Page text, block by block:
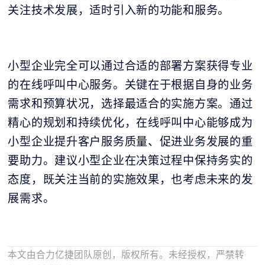
关注技术发展，适时引入新的功能和服务。
小型企业完全可以通过合适的部署方案获得专业
的在线呼叫中心服务。关键在于根据自身的业务
需求和预算状况，选择最适合的实施方案。通过
精心的规划和持续优化，在线呼叫中心能够成为
小型企业提升客户服务质量、促进业务发展的重
要助力。建议小型企业在决策过程中保持务实的
态度，既关注当前的实施效果，也考虑未来的发
展需求。
本文由合力亿捷团队原创，版权所有。未经授权，严禁转